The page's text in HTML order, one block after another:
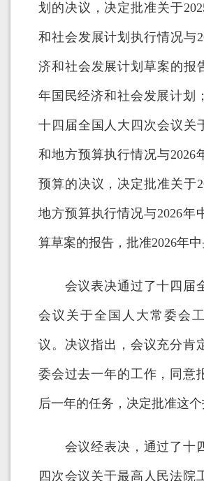
划的决议，决定批准关于
和社会发展计划执行情况与
济和社会发展计划草案的报
年国民经济和社会发展计划
十四届全国人大四次会议关
和地方预算执行情况与2026
预算的决议，决定批准关于
地方预算执行情况与2026年
算草案的报告，批准2026年中
会议表决通过了十四届
会议关于全国人大常委会
议。决议指出，会议充分肯
委会过去一年的工作，同意
后一年的任务，决定批准这个
会议经表决，通过了十
四次会议关于最高人民法院